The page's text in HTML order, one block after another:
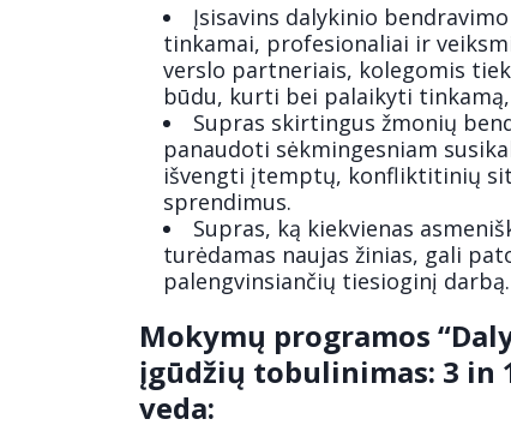
Įsisavins dalykinio
tinkamai, profesionaliai ir
verslo partneriais, kolegomis
būdu, kurti bei palaikyti
Supras skirtingus žmonių
panaudoti sėkmingesniam
išvengti įtemptų, konfliktitinių
sprendimus.
Supras, ką kiekvienas
turėdamas naujas žinias, gali
palengvinsiančių tiesioginį darbą.
Mokymų programos
įgūdžių tobulinimas: 3 in
veda: